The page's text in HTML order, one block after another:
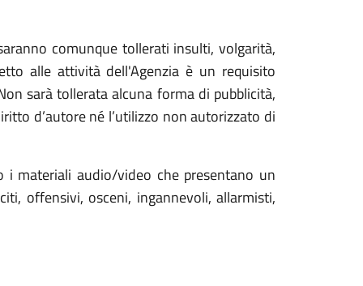
comunque tollerati insulti, volgarità,
alle attività dell'Agenzia è un requisito
sarà tollerata alcuna forma di pubblicità,
d’autore né l’utilizzo non autorizzato di
materiali audio/video che presentano un
offensivi, osceni, ingannevoli, allarmisti,